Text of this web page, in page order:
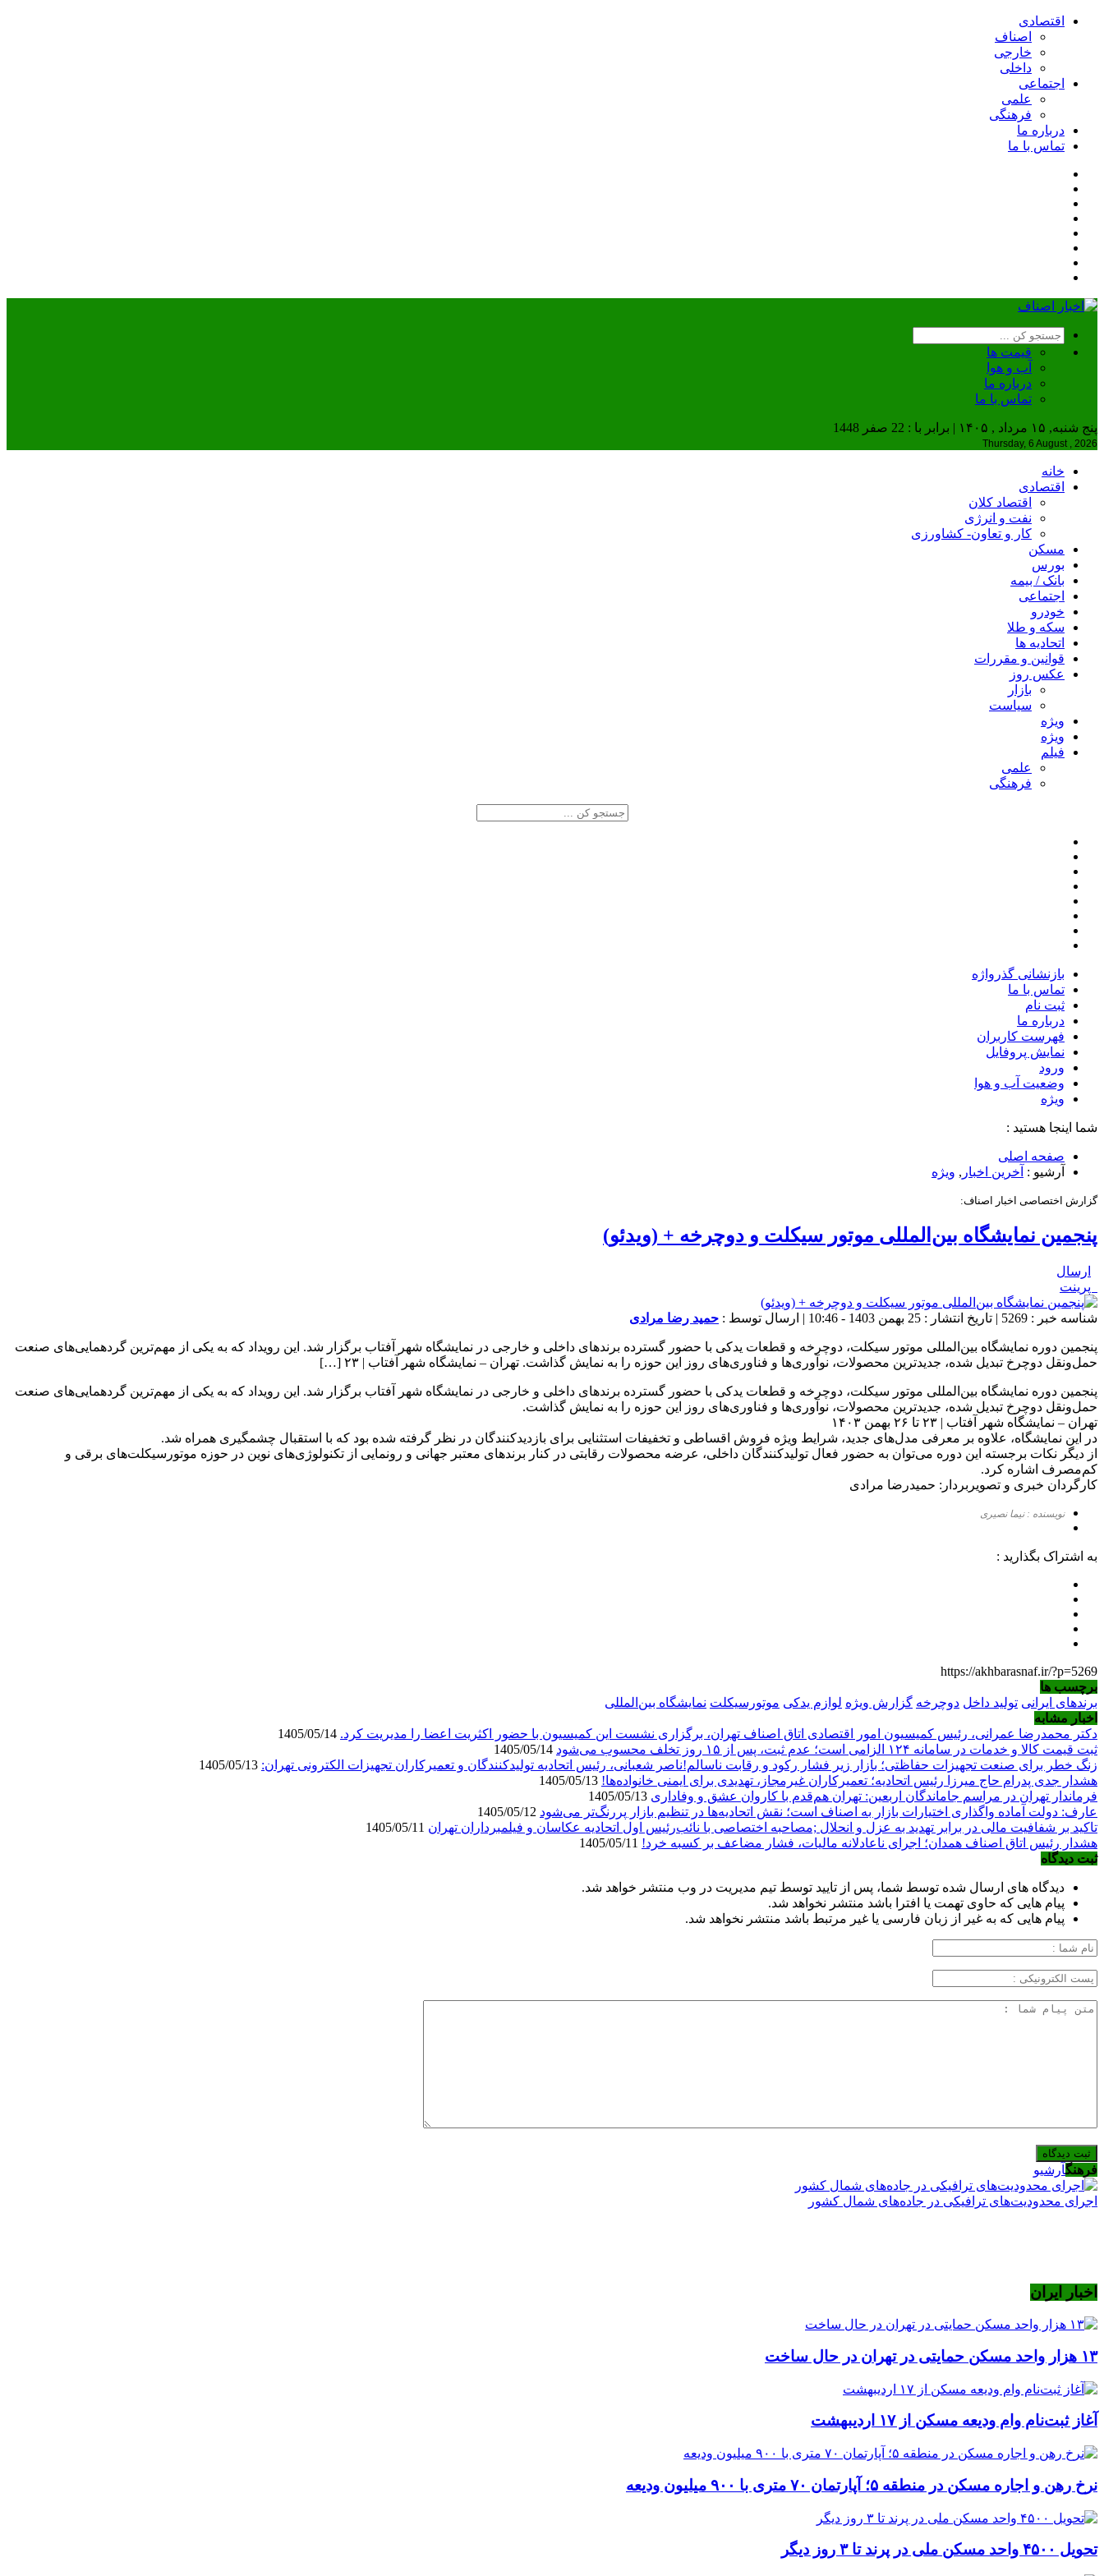
اقتصادی
اصناف
خارجی
داخلی
اجتماعی
علمی
فرهنگی
درباره ما
تماس با ما
قیمت ها
آب و هوا
درباره ما
تماس با ما
پنج شنبه, ۱۵ مرداد , ۱۴۰۵ | برابر با : 22 صفر 1448
Thursday, 6 August , 2026
خانه
اقتصادی
اقتصاد کلان
نفت و انرژی
کار و تعاون- کشاورزی
مسکن
بورس
بانک / بیمه
اجتماعی
خودرو
سکه و طلا
اتحادیه ها
قوانین و مقررات
عکس روز
بازار
سیاست
ویژه
ویژه
فیلم
علمی
فرهنگی
بازنشانی گذرواژه
تماس با ما
ثبت نام
درباره ما
فهرست کاربران
نمایش پروفایل
ورود
وضعیت آب و هوا
ویژه
شما اینجا هستید :
صفحه اصلی
آرشیو : آخرین اخبار , ویژه
گزارش اختصاصی اخبار اصناف:
پنجمین نمایشگاه بین‌المللی موتور سیکلت و دوچرخه + (ویدئو)
ارسال
پرینت
شناسه خبر : 5269 | تاریخ انتشار : 25 بهمن 1403 - 10:46 | ارسال توسط : حمید رضا مرادی
پنجمین دوره نمایشگاه بین‌المللی موتور سیکلت، دوچرخه و قطعات یدکی با حضور گسترده برندهای داخلی و خارجی در نمایشگاه شهر آفتاب برگزار شد. این رویداد که به یکی از مهم‌ترین گردهمایی‌های صنعت
حمل‌ونقل دوچرخ تبدیل شده، جدیدترین محصولات، نوآوری‌ها و فناوری‌های روز این حوزه را به نمایش گذاشت. تهران – نمایشگاه شهر آفتاب | ۲۳ […]
پنجمین دوره نمایشگاه بین‌المللی موتور سیکلت، دوچرخه و قطعات یدکی با حضور گسترده برندهای داخلی و خارجی در نمایشگاه شهر آفتاب برگزار شد. این رویداد که به یکی از مهم‌ترین گردهمایی‌های صنعت
حمل‌ونقل دوچرخ تبدیل شده، جدیدترین محصولات، نوآوری‌ها و فناوری‌های روز این حوزه را به نمایش گذاشت.
تهران – نمایشگاه شهر آفتاب | ۲۳ تا ۲۶ بهمن ۱۴۰۳
در این نمایشگاه، علاوه بر معرفی مدل‌های جدید، شرایط ویژه فروش اقساطی و تخفیفات استثنایی برای بازدیدکنندگان در نظر گرفته شده بود که با استقبال چشمگیری همراه شد.
از دیگر نکات برجسته این دوره می‌توان به حضور فعال تولیدکنندگان داخلی، عرضه محصولات رقابتی در کنار برندهای معتبر جهانی و رونمایی از تکنولوژی‌های نوین در حوزه موتورسیکلت‌های برقی و
کم‌مصرف اشاره کرد.
کارگردان خبری و تصویربردار: حمیدرضا مرادی
نویسنده : نیما نصیری
به اشتراک بگذارید :
https://akhbarasnaf.ir/?p=5269
برچسب ها
برندهای ایرانی تولید داخل دوچرخه گزارش ویژه لوازم یدکی موتورسیکلت نمایشگاه بین‌المللی
اخبار مشابه
دکتر محمدرضا عمرانی، رئیس کمیسیون امور اقتصادی اتاق اصناف تهران، برگزاری نشست این کمیسیون با حضور اکثریت اعضا را مدیریت کرد.
ثبت قیمت کالا و خدمات در سامانه ۱۲۴ الزامی است؛ عدم ثبت، پس از ۱۵ روز تخلف محسوب می‌شود
زنگ خطر برای صنعت تجهیزات حفاظتی؛ بازار زیر فشار رکود و رقابت ناسالم!ناصر شعبانی، رئیس اتحادیه تولیدکنندگان و تعمیرکاران تجهیزات الکترونی تهران:
هشدار جدی پدرام حاج میرزا رئیس اتحادیه؛ تعمیرکاران غیرمجاز، تهدیدی برای ایمنی خانواده‌ها!
فرماندار تهران در مراسم جاماندگان اربعین: تهران هم‌قدم با کاروان عشق و وفاداری
عارف: دولت آماده واگذاری اختیارات بازار به اصناف است؛ نقش اتحادیه‌ها در تنظیم بازار پررنگ‌تر می‌شود
تاکید بر شفافیت مالی در برابر تهدید به عزل و انحلال ;مصاحبه اختصاصی با نائب‌رئیس اول اتحادیه عکاسان و فیلمبرداران تهران
هشدار رئیس اتاق اصناف همدان؛ اجرای ناعادلانه مالیات، فشار مضاعف بر کسبه خرد!
ثبت دیدگاه
دیدگاه های ارسال شده توسط شما، پس از تایید توسط تیم مدیریت در وب منتشر خواهد شد.
پیام هایی که حاوی تهمت یا افترا باشد منتشر نخواهد شد.
پیام هایی که به غیر از زبان فارسی یا غیر مرتبط باشد منتشر نخواهد شد.
فرهنگآرشیو
اجرای محدودیت‌های ترافیکی در جاده‌های شمال کشور
اخبار ایران
۱۳ هزار واحد مسکن حمایتی در تهران در حال ساخت
آغاز ثبت‌نام وام ودیعه مسکن از ۱۷ اردیبهشت
نرخ‌ رهن و اجاره مسکن در منطقه ۵؛ آپارتمان ۷۰ متری با ۹۰۰ میلیون ودیعه
تحویل ۴۵۰۰ واحد مسکن ملی در پرند تا ۳ روز دیگر